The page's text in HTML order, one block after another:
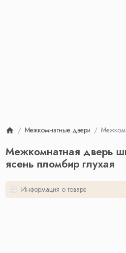
Межкомнатные двери
Межкомнатная дверь
ясень пломбир глухая
Информация о товаре